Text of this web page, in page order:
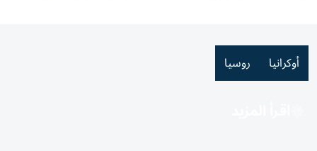
أوكرانيا روسيا